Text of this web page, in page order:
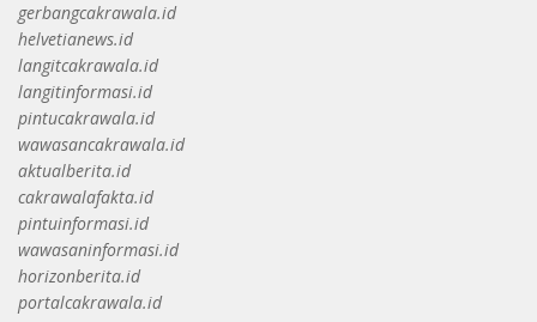
gerbangcakrawala.id
helvetianews.id
langitcakrawala.id
langitinformasi.id
pintucakrawala.id
wawasancakrawala.id
aktualberita.id
cakrawalafakta.id
pintuinformasi.id
wawasaninformasi.id
horizonberita.id
portalcakrawala.id